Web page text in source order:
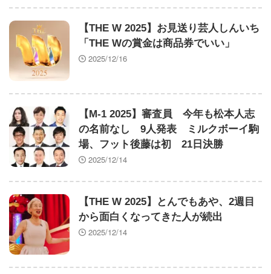
【THE W 2025】お見送り芸人しんいち
「THE Wの賞金は商品券でいい」
2025/12/16
【M-1 2025】審査員 今年も松本人志
の名前なし 9人発表 ミルクボーイ駒
場、フット後藤は初 21日決勝
2025/12/14
【THE W 2025】とんでもあや、2週目
から面白くなってきた人が続出
2025/12/14